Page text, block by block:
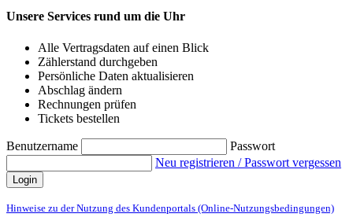
Unsere Services rund um die Uhr
Alle Vertragsdaten auf einen Blick
Zählerstand durchgeben
Persönliche Daten aktualisieren
Abschlag ändern
Rechnungen prüfen
Tickets bestellen
Benutzername
Passwort
Neu registrieren / Passwort vergessen
Login
Hinweise zu der Nutzung des Kundenportals (Online-Nutzungsbedingungen)